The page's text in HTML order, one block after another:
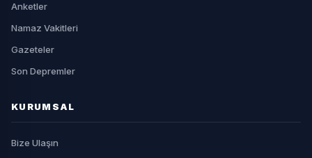
Anketler
Namaz Vakitleri
Gazeteler
Son Depremler
KURUMSAL
Bize Ulaşın